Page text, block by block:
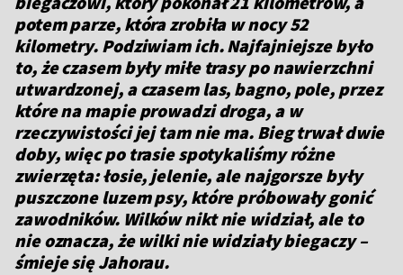
potem parze, która zrobiła w nocy 52
kilometry. Podziwiam ich. Najfajniejsze było
to, że czasem były miłe trasy po nawierzchni
utwardzonej, a czasem las, bagno, pole, przez
które na mapie prowadzi droga, a w
rzeczywistości jej tam nie ma. Bieg trwał dwie
doby, więc po trasie spotykaliśmy różne
zwierzęta: łosie, jelenie, ale najgorsze były
puszczone luzem psy, które próbowały gonić
zawodników. Wilków nikt nie widział, ale to
nie oznacza, że wilki nie widziały biegaczy–
śmieje się Jahorau.